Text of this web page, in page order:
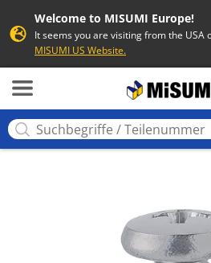
Welcome to MISUMI Europe!
It seems you are visiting from the USA
MISUMI US Website.